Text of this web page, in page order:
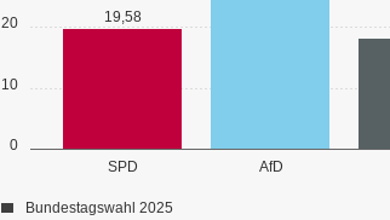
0
10
20
SPD AfD
19,58
Bundestagswahl 2025